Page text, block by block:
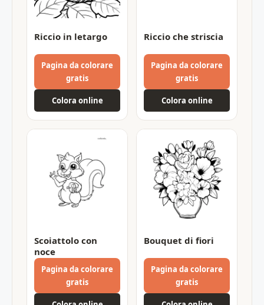
Riccio in letargo
Pagina da colorare
gratis
Colora online
Riccio che striscia
Pagina da colorare
gratis
Colora online
Scoiattolo con
noce
Pagina da colorare
gratis
Bouquet di fiori
Pagina da colorare
gratis